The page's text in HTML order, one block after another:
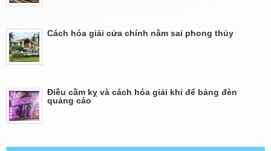
Cách hóa giải cửa chính nằm sai phong thủy
Điều cầm kỵ và cách hóa giải khi để bảng đèn
quảng cáo